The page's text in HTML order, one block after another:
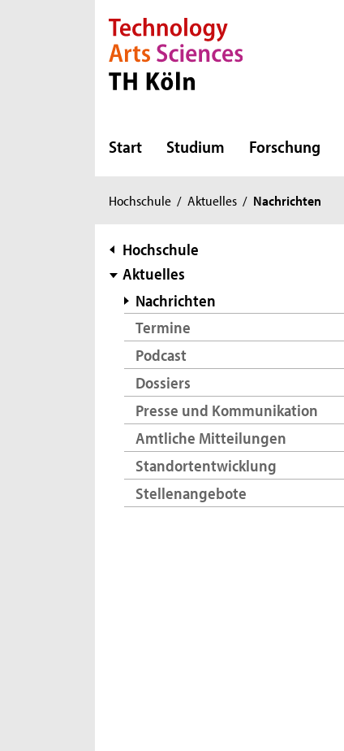
Direkt zur Hauptnavigation
Direkt zur Subnavigation
Direkt zum Inhalt
Direkt zum Fußbereich
Start Studium Forschung
Sie
hier:
Hochschule / Aktuelles / Nachrichten
Subnavigation
Hochschule
Aktuelles
Nachrichten
Termine
Podcast
Dossiers
Presse und Kommunikation
Amtliche Mitteilungen
Standortentwicklung
Stellenangebote